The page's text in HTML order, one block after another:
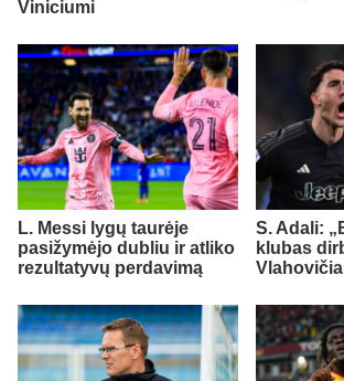
Viniciumi
L. Messi lygų taurėje
pasižymėjo dubliu ir atliko
rezultatyvų perdavimą
S. Adali:
klubas